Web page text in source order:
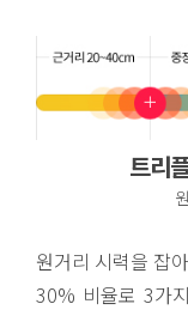
트리
원거리 시력을 잡
30% 비율로 3가